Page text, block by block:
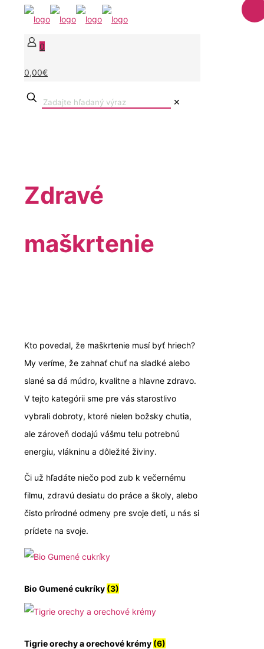
0
0,00€
✕
Zdravé
maškrtenie
Kto povedal, že maškrtenie musí byť hriech?
My veríme, že zahnať chuť na sladké alebo
slané sa dá múdro, kvalitne a hlavne zdravo.
V tejto kategórii sme pre vás starostlivo
vybrali dobroty, ktoré nielen božsky chutia,
ale zároveň dodajú vášmu telu potrebnú
energiu, vlákninu a dôležité živiny.
Či už hľadáte niečo pod zub k večernému
filmu, zdravú desiatu do práce a školy, alebo
čisto prírodné odmeny pre svoje deti, u nás si
prídete na svoje.
Bio Gumené cukríky (3)
Tigrie orechy a orechové krémy (6)